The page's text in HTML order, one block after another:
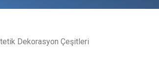
Dekorasyon Çeşitleri